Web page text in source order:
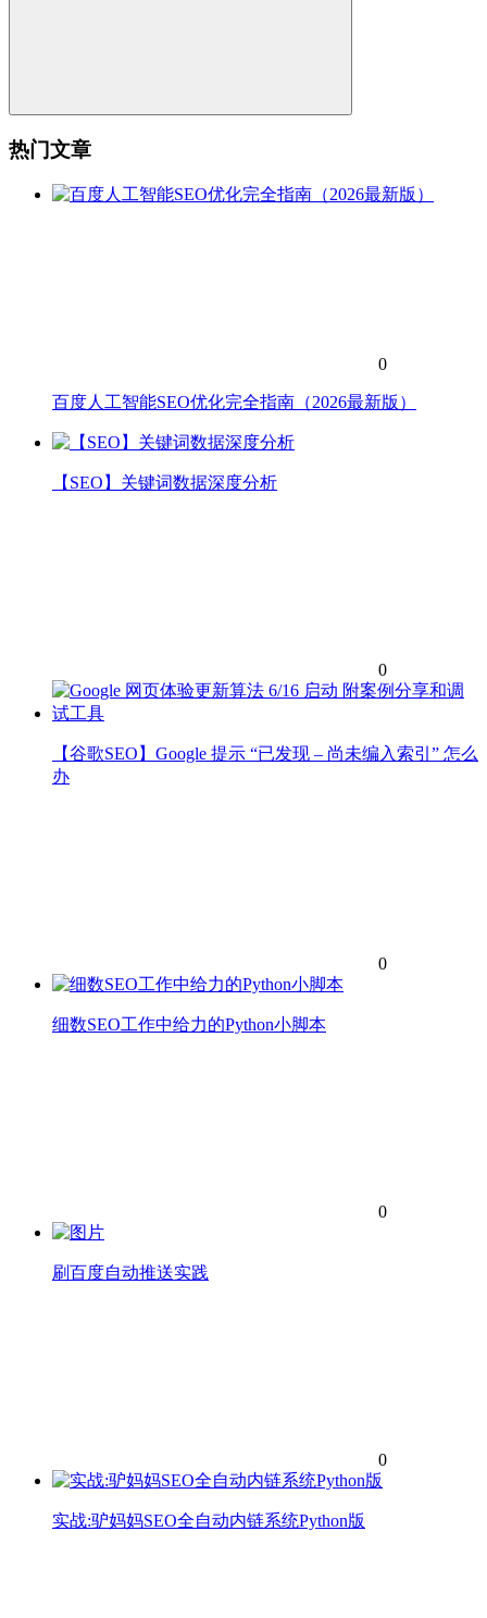
热门文章
0
百度人工智能SEO优化完全指南（2026最新版）
【SEO】关键词数据深度分析
0
【谷歌SEO】Google 提示 “已发现 – 尚未编入索引” 怎么
办
0
细数SEO工作中给力的Python小脚本
0
刷百度自动推送实践
0
实战:驴妈妈SEO全自动内链系统Python版